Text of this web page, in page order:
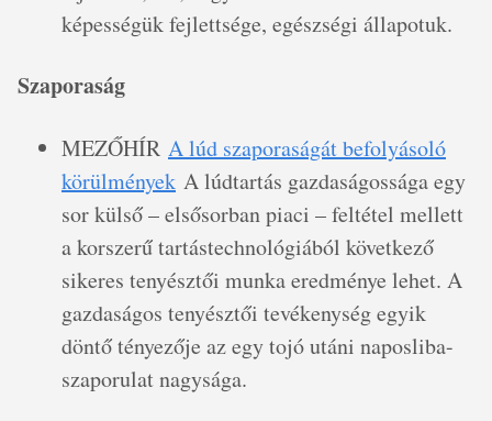
képességük fejlettsége, egészségi állapotuk.
Szaporaság
MEZŐHÍR A lúd szaporaságát befolyásoló
körülmények A lúdtartás gazdaságossága egy
sor külső – elsősorban piaci – feltétel mellett
a korszerű tartástechnológiából következő
sikeres tenyésztői munka eredménye lehet. A
gazdaságos tenyésztői tevékenység egyik
döntő tényezője az egy tojó utáni naposliba-
szaporulat nagysága.